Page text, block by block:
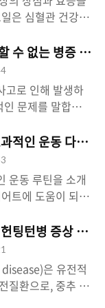
물을 마시면서
움을 줄 수 있습
노산과 영양소가
게 더 흔하게 나타
인 강직성 척추염
지 않지만, 유전
이 복합적으로 작
로 알려져 있습니
인 요인이 중요한
유전자인 HLA-
척추염에 걸릴 확
HLA-B27..
은 심혈관 건강,
의 장점과 효능을
을 식사에 적절히
영향 미칠 수 있습
효능 올리브 오일
메가-9를 함유하
을 줍니다. 이 지
맥경화를 예방하
. 올리브 오일은
함유하고 있어 면
줍니다. 폴리페놀
리브 오일은 소화
줄 수 있습니다.
수 없는 병증 교
고로 인해 발생하
문제를 말합니
형태로 나타날 수
란 교통사고로
동통, 근육 경직,
나타날 수 있습
, 타박상 등이 포
적인 문제는 치
있습니다. 교통
받거나 외상을
증이 나타날 수
레스 장애, 우울
적인 운동 다섯
운동 루틴을 소개
트에 도움이 되는
주의할 점을 안
위해 이 운동
소 운동 유산소
으로 유지하면서
말합니다. 이러한
팅턴병 증상 원인
은 유전적
질환으로, 중추 신